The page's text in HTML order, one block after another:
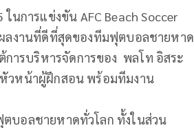
การแข่งขัน AFC Beach Soccer
ผลงานที่ดีที่สุดของทีมฟุตบอลชายหาด
ารบริหารจัดการของ พลโท อิสระ
วหน้าผู้ฝึกสอน พร้อมทีมงาน
บอลชายหาดทั่วโลก ทั้งในส่วน